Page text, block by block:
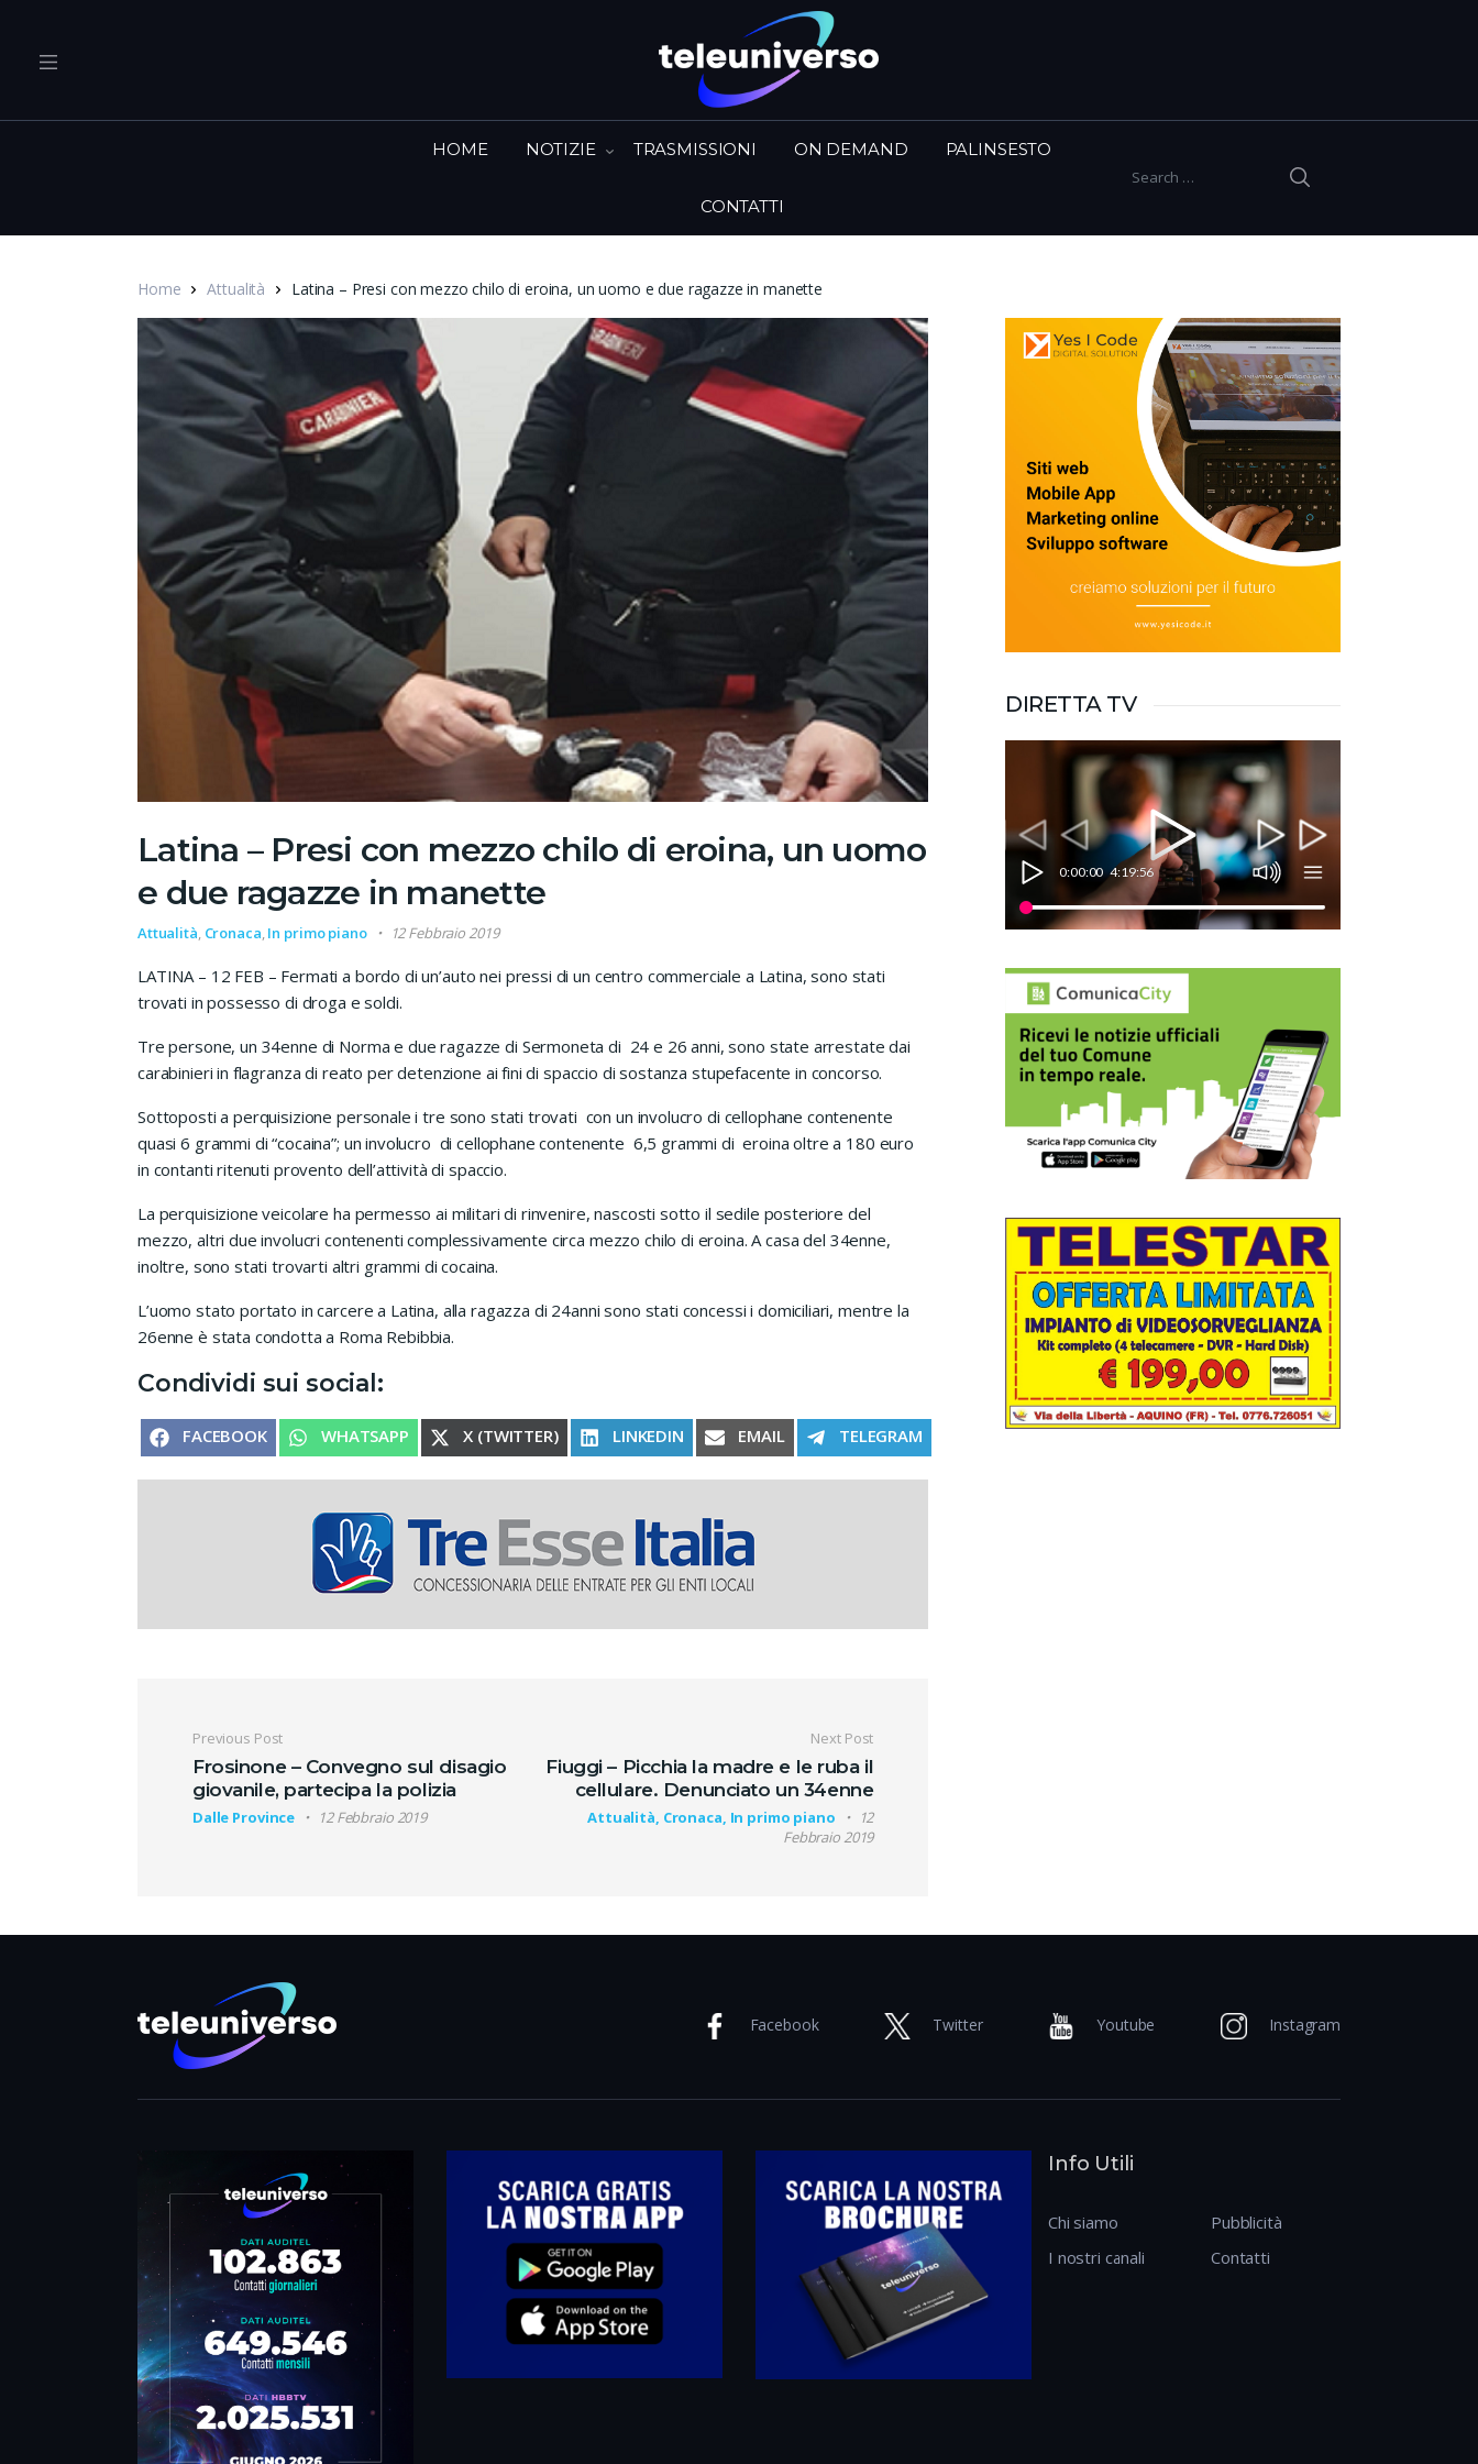
Search for:
HOME NOTIZIE TRASMISSIONI ON DEMAND PALINSESTO
CONTATTI
Home Attualità Latina – Presi con mezzo chilo di eroina, un uomo e due ragazze in manette
Latina – Presi con mezzo chilo di eroina, un uomo
e due ragazze in manette
Attualità, Cronaca,In primo piano 12 Febbraio 2019
LATINA – 12 FEB – Fermati a bordo di un’auto nei pressi di un centro commerciale a Latina, sono stati
trovati in possesso di droga e soldi.
Tre persone, un 34enne di Norma e due ragazze di Sermoneta di 24 e 26 anni, sono state arrestate dai
carabinieri in flagranza di reato per detenzione ai fini di spaccio di sostanza stupefacente in concorso.
Sottoposti a perquisizione personale i tre sono stati trovati con un involucro di cellophane contenente
quasi 6 grammi di “cocaina”; un involucro di cellophane contenente 6,5 grammi di eroina oltre a 180 euro
in contanti ritenuti provento dell’attività di spaccio.
La perquisizione veicolare ha permesso ai militari di rinvenire, nascosti sotto il sedile posteriore del
mezzo, altri due involucri contenenti complessivamente circa mezzo chilo di eroina. A casa del 34enne,
inoltre, sono stati trovarti altri grammi di cocaina.
L’uomo stato portato in carcere a Latina, alla ragazza di 24anni sono stati concessi i domiciliari, mentre la
26enne è stata condotta a Roma Rebibbia.
Condividi sui social:
SHARE ON
FACEBOOK SHARE ON
WHATSAPP SHARE ON
X (TWITTER) SHARE ON
LINKEDIN SHARE ON
EMAIL SHARE ON
TELEGRAM
Navigazione articoli
Previous Post
Frosinone – Convegno sul disagio
giovanile, partecipa la polizia
Dalle Province 12 Febbraio 2019
Next Post
Fiuggi – Picchia la madre e le ruba il
cellulare. Denunciato un 34enne
Attualità, Cronaca, In primo piano
12
Febbraio 2019
DIRETTA TV
0:00:00 4:19:56
Facebook Twitter Youtube Instagram
Info Utili
Chi siamo
I nostri canali
Pubblicità
Contatti